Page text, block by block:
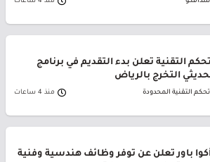
التقنية تعلن بدء التقديم في برنامج
التخرج بالرياض
التقنية المحدودة منذ 4 ساعات
باور تعلن عن توفر وظائف هندسية وفنية